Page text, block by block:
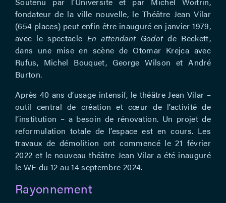
fondateur de la ville nouvelle, le Théâtre Jean Vilar
(654 places) peut enfin être inauguré en janvier 1979,
avec le spectacle En attendant Godotde Beckett,
dans une mise en scène de Otomar Krejca avec
Rufus, Michel Bouquet, George Wilson et André
Burton.
Après 40 ans d’usage intensif, le théâtre Jean Vilar –
outil central de création et cœur de l’activité de
l’institution – a besoin de rénovation. Un projet de
reformulation totale de l’espace est en cours. Les
travaux de démolition ont commencé le 21 février
2022 et le nouveau théâtre Jean Vilar a été inauguré
le WE du 12 au 14 septembre 2024.
Rayonnement